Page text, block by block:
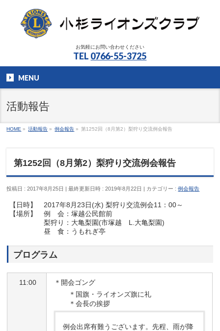
お気軽にお問い合わせください
TEL 0766-55-3725
MENU
活動報告
HOME » 活動報告 » 例会報告 » 第1252回（8月第2）梨狩り交流例会報告
第1252回（8月第2）梨狩り交流例会報告
投稿日 : 2017年8月25日 最終更新日時 : 2019年8月22日 カテゴリー :例会報告
【日時】 2017年8月23日(水) 梨狩り交流例会11：00～
【場所】 例 会：塚越公民館前
梨狩り：大亀梨園(市塚越 L.大亀梨園)
昼 食：うもれぎ亭
プログラム
11:00
＊開会ゴング
＊国旗・ライオンズ旗に礼
＊会長の挨拶
例会出席有難うございます。先程、雨が降